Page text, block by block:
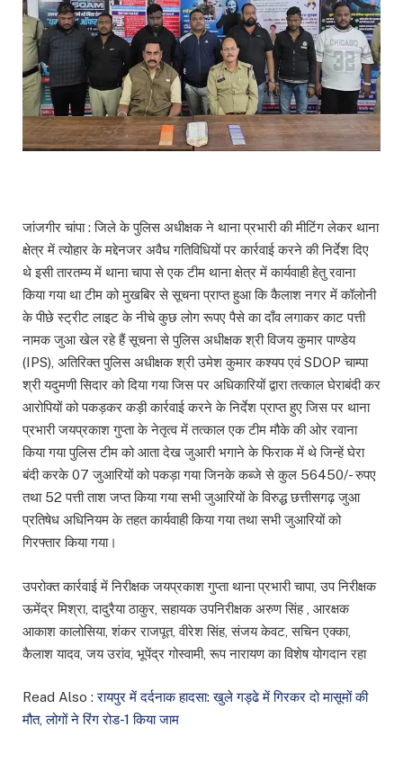
जांजगीर चांपा : जिले के पुलिस अधीक्षक ने थाना प्रभारी की मीटिंग लेकर थाना
क्षेत्र में त्योहार के मद्देनजर अवैध गतिविधियों पर कार्रवाई करने की निर्देश दिए
थे इसी तारतम्य में थाना चापा से एक टीम थाना क्षेत्र में कार्यवाही हेतु रवाना
किया गया था टीम को मुखबिर से सूचना प्राप्त हुआ कि कैलाश नगर में कॉलोनी
के पीछे स्ट्रीट लाइट के नीचे कुछ लोग रूपए पैसे का दाँव लगाकर काट पत्ती
नामक जुआ खेल रहे हैं सूचना से पुलिस अधीक्षक श्री विजय कुमार पाण्डेय
(IPS), अतिरिक्त पुलिस अधीक्षक श्री उमेश कुमार कश्यप एवं SDOP चाम्पा
श्री यदुमणी सिदार को दिया गया जिस पर अधिकारियों द्वारा तत्काल घेराबंदी कर
आरोपियों को पकड़कर कड़ी कार्रवाई करने के निर्देश प्राप्त हुए जिस पर थाना
प्रभारी जयप्रकाश गुप्ता के नेतृत्व में तत्काल एक टीम मौके की ओर रवाना
किया गया पुलिस टीम को आता देख जुआरी भगाने के फिराक में थे जिन्हें घेरा
बंदी करके 07 जुआरियों को पकड़ा गया जिनके कब्जे से कुल 56450/- रुपए
तथा 52 पत्ती ताश जप्त किया गया सभी जुआरियों के विरुद्ध छत्तीसगढ़ जुआ
प्रतिषेध अधिनियम के तहत कार्यवाही किया गया तथा सभी जुआरियों को
गिरफ्तार किया गया।
उपरोक्त कार्रवाई में निरीक्षक जयप्रकाश गुप्ता थाना प्रभारी चापा, उप निरीक्षक
ऊमेंद्र मिश्रा, दादुरैया ठाकुर, सहायक उपनिरीक्षक अरुण सिंह , आरक्षक
आकाश कालोसिया, शंकर राजपूत, वीरेश सिंह, संजय केवट, सचिन एक्का,
कैलाश यादव, जय उरांव, भूपेंद्र गोस्वामी, रूप नारायण का विशेष योगदान रहा
Read Also :रायपुर में दर्दनाक हादसा: खुले गड्ढे में गिरकर दो मासूमों की
मौत, लोगों ने रिंग रोड-1 किया जाम